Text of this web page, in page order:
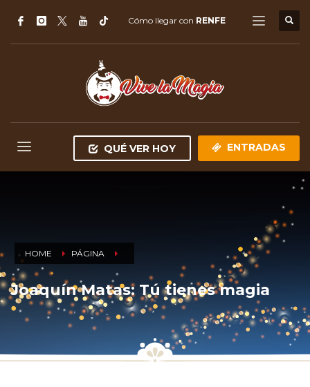
Cómo llegar con RENFE
QUÉ VER HOY ENTRADAS
HOME PÁGINA
Joaquín Matas: Tú tienes magia